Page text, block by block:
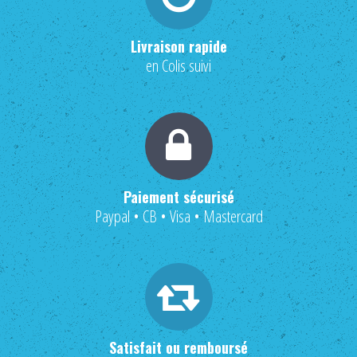
HOUSSES D'ÉTRIERS
POCHES À FRIANDISES
BIJOUX DE LICOL
CEINTURES DE SMOKING
+
ÉCHARPES • FOULARDS
CHÈQUES CADEAU
Livraison rapide
en Colis suivi
Paiement sécurisé
Paypal • CB • Visa • Mastercard
Satisfait ou remboursé